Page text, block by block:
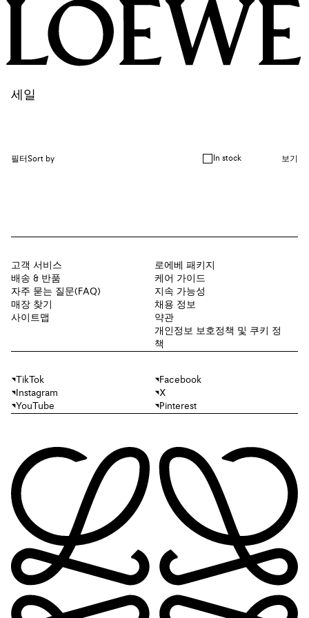
세일
필터Sort by In stock 보기
고객 서비스
배송 & 반품
자주 묻는 질문(FAQ)
매장 찾기
사이트맵
로에베 패키지
케어 가이드
지속 가능성
채용 정보
약관
개인정보 보호정책 및 쿠키 정
책
TikTok
Facebook
Instagram
X
YouTube
Pinterest